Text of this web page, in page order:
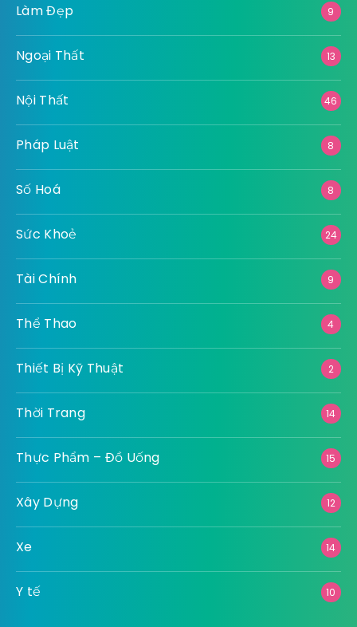
Làm Đẹp 9
Ngoại Thất 13
Nội Thất 46
Pháp Luật 8
Số Hoá 8
Sức Khoẻ 24
Tài Chính 9
Thể Thao 4
Thiết Bị Kỹ Thuật 2
Thời Trang 14
Thực Phẩm – Đồ Uống 15
Xây Dựng 12
Xe 14
Y tế 10